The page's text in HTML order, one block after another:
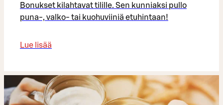
Bonukset kilahtavat tilille. Sen kunniaksi pullo
puna-, valko- tai kuohuviiniä etuhintaan!
Lue lisää